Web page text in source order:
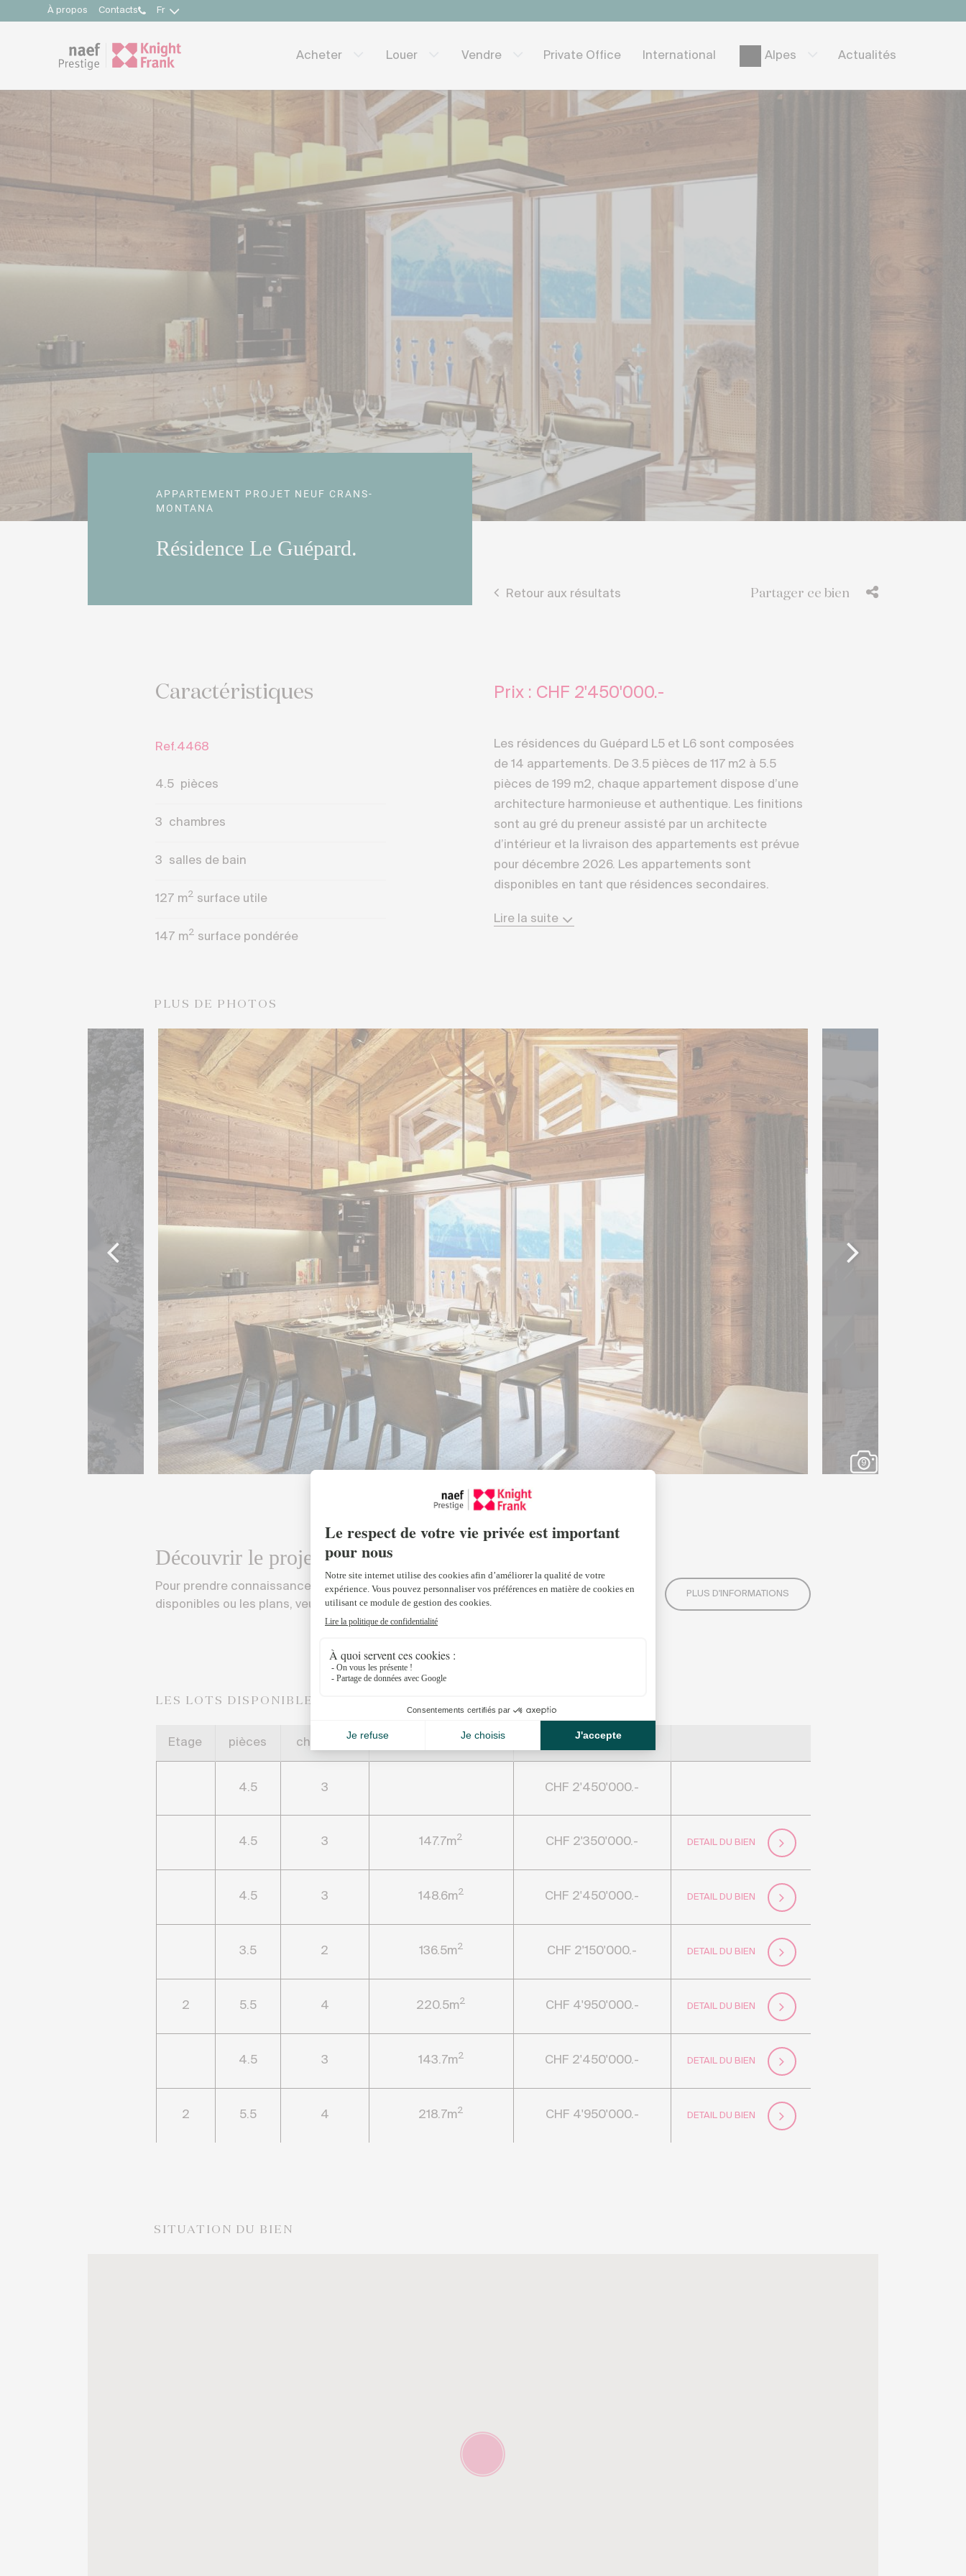
À propos Contacts Fr
Acheter Louer Vendre Private Office International Alpes Actualités
APPARTEMENT PROJET NEUF CRANS-
MONTANA
Résidence Le Guépard.
Retour aux résultats Partager ce bien
Caractéristiques
Ref.4468
4.5 pièces
3 chambres
3 salles de bain
127 m2 surface utile
147 m2 surface pondérée
Prix : CHF 2'450'000.-
Les résidences du Guépard L5 et L6 sont composées
de 14 appartements. De 3.5 pièces de 117 m2 à 5.5
pièces de 199 m2, chaque appartement dispose d’une
architecture harmonieuse et authentique. Les finitions
sont au gré du preneur assisté par un architecte
d’intérieur et la livraison des appartements est prévue
pour décembre 2026. Les appartements sont
disponibles en tant que résidences secondaires.
la résidence bénéficie d’une exposition plein Sud et
résidences tout confort profitent également du service
haut de gamme fourni par l’hôtel ainsi que des
différentes infrastructures telles que des zones de
sport, espaces bien-être, espaces de travail et de
conférence, salles d’événements et restaurants. Ce
projet unique est à l’image du style de vie des valaisans
: accueillant et rassembleur.
Il est possible d’acheter également des places de parc
:
CHF 80’000/place intérieure
Lire la suite
PLUS DE PHOTOS
9
Découvrir le projet immobilier
Pour prendre connaissance des détails du projet, tels que les différents lots
disponibles ou les plans, veuillez consulter le site internet dédlé.
PLUS D'INFORMATIONS
LES LOTS DISPONIBLES
Etage pièces chambres Surface habitable Prix
4.5 3 CHF 2'450'000.-
4.5 3 147.7m2 CHF 2'350'000.- DETAIL DU BIEN
4.5 3 148.6m2 CHF 2'450'000.- DETAIL DU BIEN
3.5 2 136.5m2 CHF 2'150'000.- DETAIL DU BIEN
2 5.5 4 220.5m2 CHF 4'950'000.- DETAIL DU BIEN
4.5 3 143.7m2 CHF 2'450'000.- DETAIL DU BIEN
2 5.5 4 218.7m2 CHF 4'950'000.- DETAIL DU BIEN
SITUATION DU BIEN